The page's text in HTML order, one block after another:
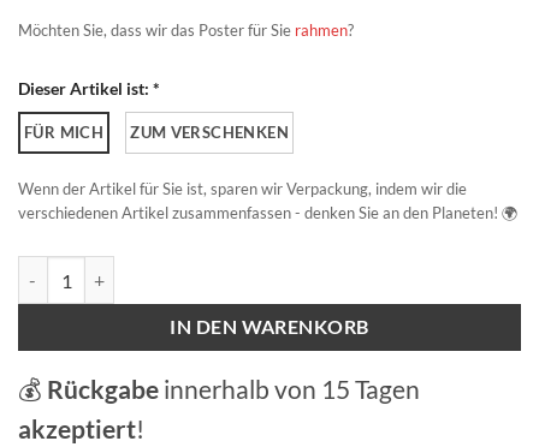
Möchten Sie, dass wir das Poster für Sie rahmen?
Dieser Artikel ist: *
FÜR MICH ZUM VERSCHENKEN
Wenn der Artikel für Sie ist, sparen wir Verpackung, indem wir die
verschiedenen Artikel zusammenfassen - denken Sie an den Planeten! 🌍
IN DEN WARENKORB
💰 Rückgabe innerhalb von 15 Tagen
akzeptiert!